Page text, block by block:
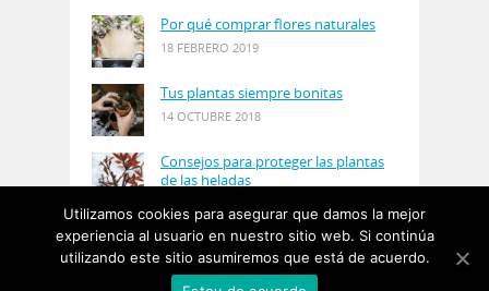
Por qué comprar flores naturales
18 FEBRERO 2019
Tus plantas siempre bonitas
14 OCTUBRE 2018
Consejos para proteger las plantas
de las heladas
© Copyright 2019PlantasyJardines· Designed by
Utilizamos cookies para asegurar que damos la mejor
experiencia al usuario en nuestro sitio web. Si continúa
utilizando este sitio asumiremos que está de acuerdo.